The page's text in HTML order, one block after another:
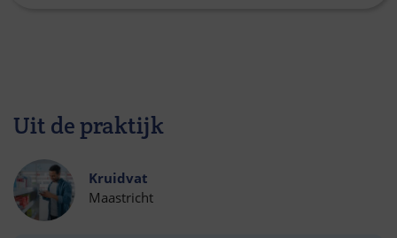
Uit de praktijk
Kruidvat
Maastricht